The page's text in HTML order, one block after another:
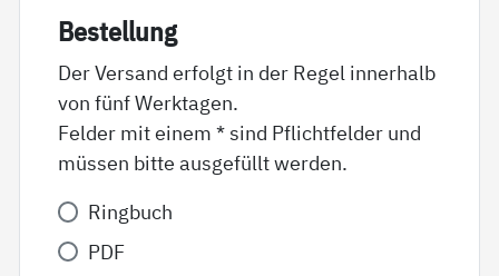
Be­stel­lung
Der Versand erfolgt in der Regel innerhalb
von fünf Werktagen.
Felder mit einem * sind Pflichtfelder und
müssen bitte ausgefüllt werden.
Variante*
Ringbuch
PDF